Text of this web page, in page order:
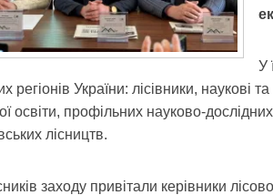
У
регіонів України: лісівники, наукові
освіти, профільних науково-
лісництв.
заходу привітали керівники